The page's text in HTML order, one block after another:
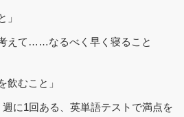
」
えて……なるべく早く寝ること
飲むこと」
に1回ある、英単語テストで満点を